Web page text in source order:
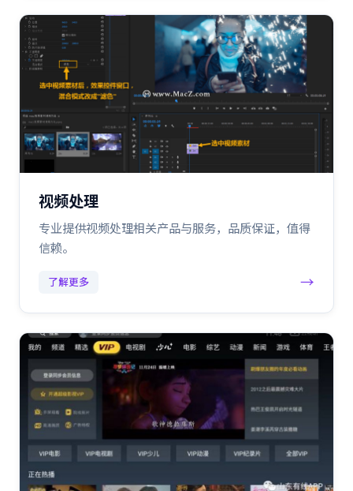
视频处理
专业提供视频处理相关产品与服务，品质保证，值得
信赖。
了解更多 →